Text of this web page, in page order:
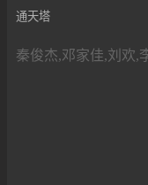
通天塔
秦俊杰,邓家佳,刘欢,